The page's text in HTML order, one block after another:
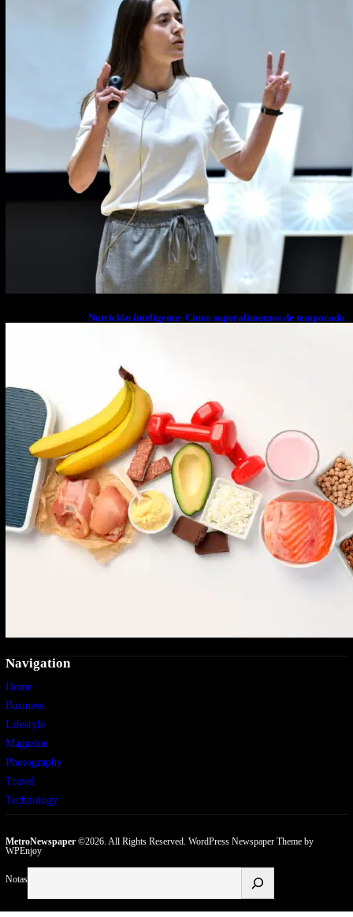
Nutrición inteligente: Cinco superalimentos de temporada
Navigation
Home
Business
Lifestyle
Magazine
Photography
Travel
Technology
MetroNewspaper©2026. All Rights Reserved. WordPress Newspaper Themeby
WPEnjoy
Notas